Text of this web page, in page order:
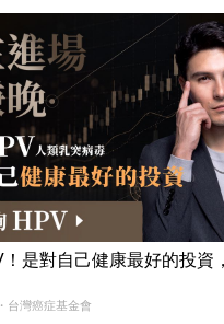
是對自己健康最好的投資
台灣癌症基金會